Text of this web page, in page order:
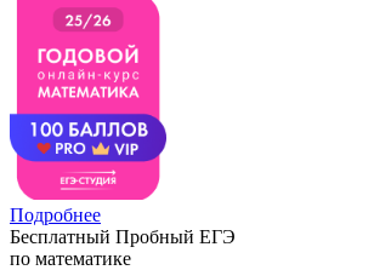
Подробнее
Бесплатный Пробный ЕГЭ
по математике